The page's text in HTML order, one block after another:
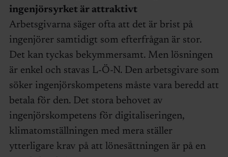
ingenjörsyrket är attraktivt
Arbetsgivarna säger ofta att det är brist på
ingenjörer samtidigt som efterfrågan är stor.
Det kan tyckas bekymmersamt. Men lösningen
är enkel och stavas L-Ö-N. Den arbetsgivare som
söker ingenjörskompetens måste vara beredd att
betala för den. Det stora behovet av
ingenjörskompetens för digitaliseringen,
klimatomställningen med mera ställer
ytterligare krav på att lönesättningen är på en